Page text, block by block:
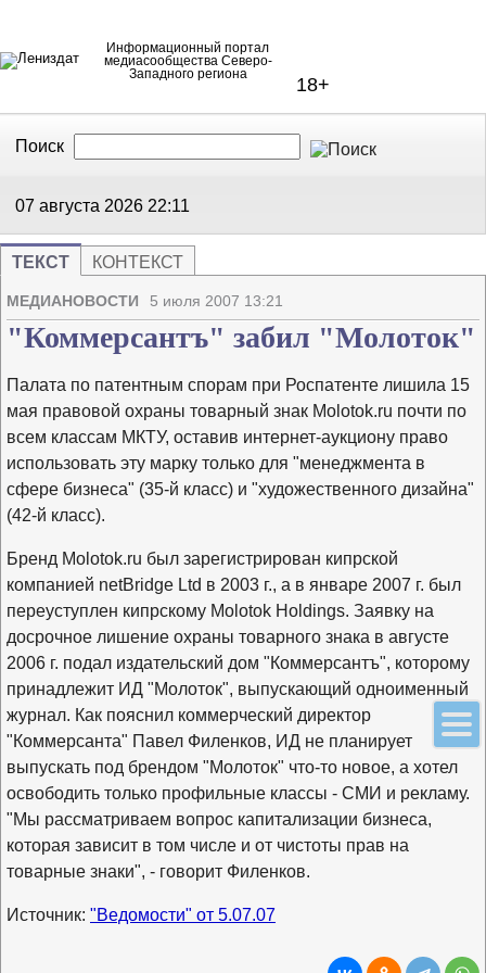
Информационный портал
медиасообщества Северо-
Западного региона
18+
Поиск
07 августа 2026 22:11
ТЕКСТ КОНТЕКСТ
МЕДИАНОВОСТИ 5 июля 2007 13:21
"Коммерсантъ" забил "Молоток"
Палата по патентным спорам при Роспатенте лишила 15
мая правовой охраны товарный знак Molotok.ru почти по
всем классам МКТУ, оставив интернет-аукциону право
использовать эту марку только для "менеджмента в
сфере бизнеса" (35-й класс) и "художественного дизайна"
(42-й класс).
Бренд Molotok.ru был зарегистрирован кипрской
компанией netBridge Ltd в 2003 г., а в январе 2007 г. был
переуступлен кипрскому Molotok Holdings. Заявку на
досрочное лишение охраны товарного знака в августе
2006 г. подал издательский дом "Коммерсантъ", которому
принадлежит ИД "Молоток", выпускающий одноименный
журнал. Как пояснил коммерческий директор
"Коммерсанта" Павел Филенков, ИД не планирует
выпускать под брендом "Молоток" что-то новое, а хотел
освободить только профильные классы - СМИ и рекламу.
"Мы рассматриваем вопрос капитализации бизнеса,
которая зависит в том числе и от чистоты прав на
товарные знаки", - говорит Филенков.
Источник: "Ведомости" от 5.07.07